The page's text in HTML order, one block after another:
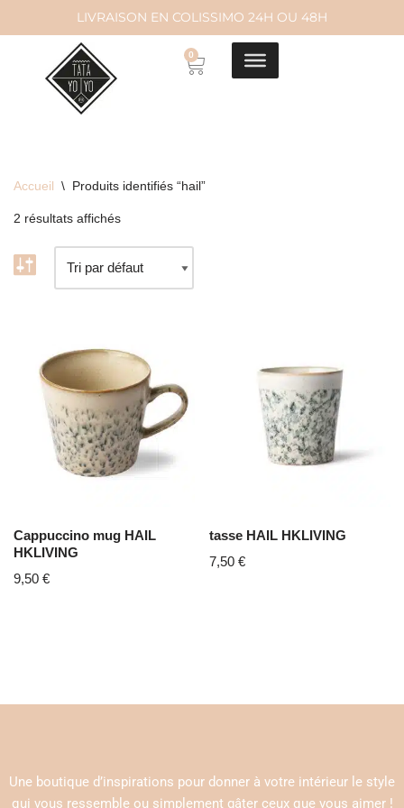
contenu
LIVRAISON EN COLISSIMO 24H OU 48H
0
Accueil \ Produits identifiés “hail”
2 résultats affichés
Cappuccino mug HAIL
HKLIVING
9,50 €
tasse HAIL HKLIVING
7,50€
Une boutique d’inspirations pour donner à votre intérieur le style
qui vous ressemble ou simplement gâter ceux que vous aimer !